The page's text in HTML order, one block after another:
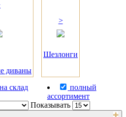
диваны
>
Шезлонги
склад
полный
ассортимент
Показывать